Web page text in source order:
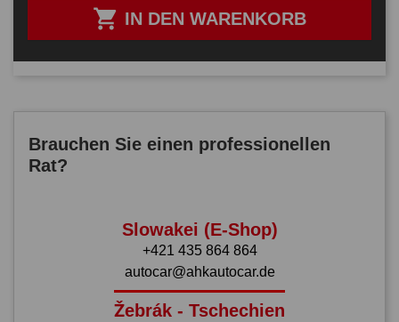
 IN DEN WARENKORB
Brauchen Sie einen professionellen
Rat?
Slowakei (E-Shop)
+421 435 864 864
autocar@ahkautocar.de
Žebrák - Tschechien